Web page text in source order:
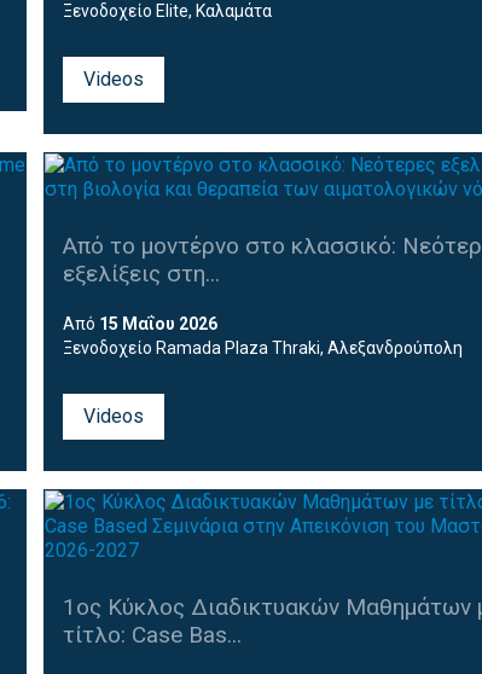
Ξενοδοχείο Elite, Καλαμάτα
Videos
Από το μοντέρνο στο κλασσικό:
εξελίξεις στη...
Από 15 Μαΐου 2026
Ξενοδοχείο Ramada Plaza Thraki, Αλεξανδρούπολη
Videos
1ος Κύκλος Διαδικτυακών Μαθημάτων
τίτλο: Case Bas...